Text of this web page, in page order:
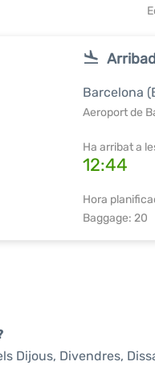
Barcelona
Aeroport de
Ha arribat a
12:44
Hora
Baggage: 20
Dijous, Divendres,